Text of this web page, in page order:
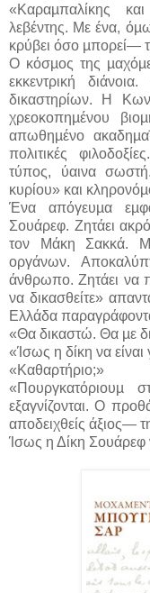
«Καραµπαλίκης
λεβέντης. Με ένα,
κρύβει όσο µπορεί—
Ο κόσµος της
εκκεντρική
δικαστηρίων. Η
χρεοκοπηµένου
απωθηµένο
πολιτικές
τύπος, ύαινα
κυρίου» και
Ένα απόγευµα
Σουάρεφ. Ζητάει
τον Μάκη Σακκά.
οργάνων.
άνθρωπο. Ζητάει να
να δικασθείτε»
Ελλάδα
«Θα δικαστώ. Θα µε
«Ίσως η δίκη να
«Καθαρτήριο;»
«Πουργκατόριουµ
εξαγνίζονται. Ο
αποδειχθείς άξιος—
Ίσως η Δίκη Σουάρεφ